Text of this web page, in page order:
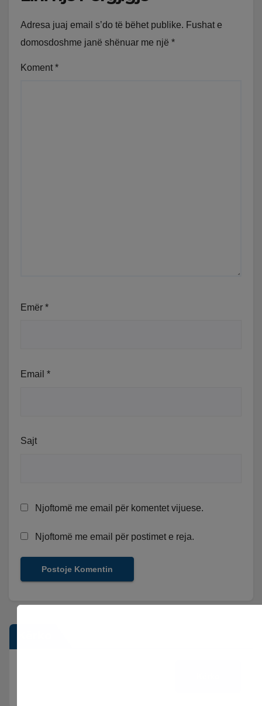
Adresa juaj email s’do të bëhet publike. Fushat e
domosdoshme janë shënuar me një *
Koment *
Emër *
Email *
Sajt
Njoftomë me email për komentet vijuese.
Njoftomë me email për postimet e reja.